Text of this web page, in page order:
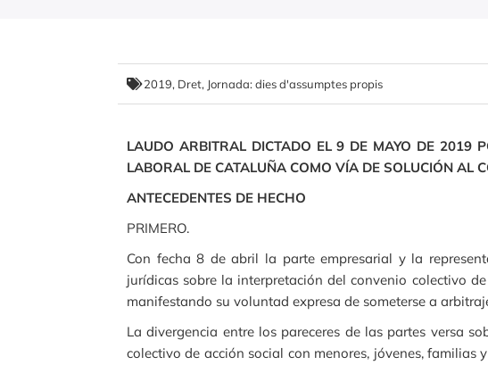
2019, Dret, Jornada: dies d'assumptes propis
LAUDO ARBITRAL DICTADO EL 9 DE MAYO DE 2019
LABORAL DE CATALUÑA COMO VÍA DE SOLUCIÓN AL
ANTECEDENTES DE HECHO
PRIMERO.
Con fecha 8 de abril la parte empresarial y la
jurídicas sobre la interpretación del convenio colectivo
manifestando su voluntad expresa de someterse a
La divergencia entre los pareceres de las partes versa
colectivo de acción social con menores, jóvenes,